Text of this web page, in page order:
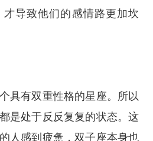
导致他们的感情路更加坎
具有双重性格的星座。所以
是处于反反复复的状态。这
人感到疲惫，双子座本身也